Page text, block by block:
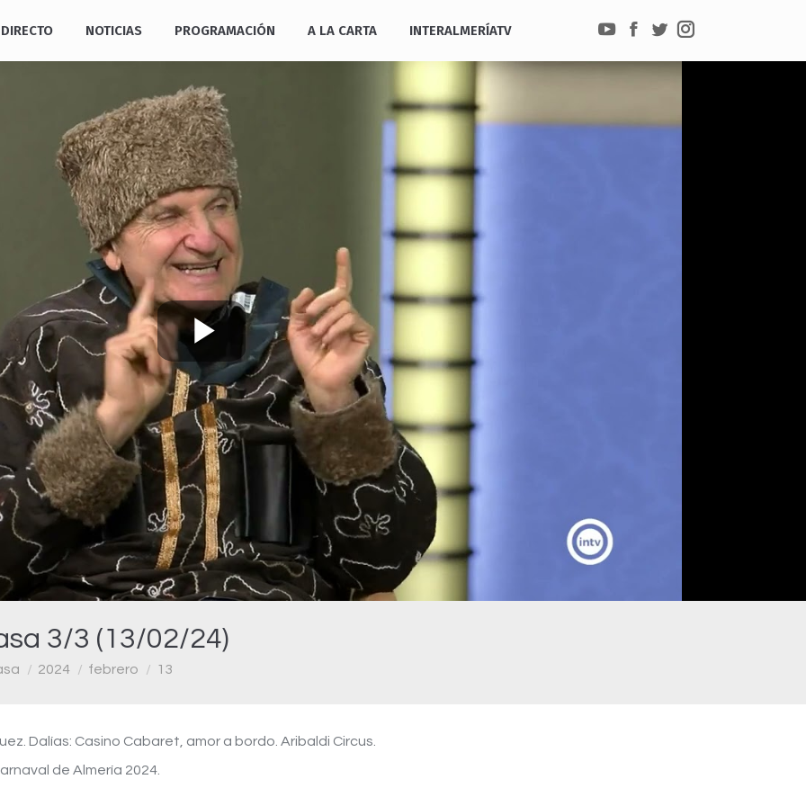
DIRECTO NOTICIAS PROGRAMACIÓN A LA CARTA INTERALMERÍATV
YouTube
Facebook
TwitterInstagram
3/3 (13/02/24)
2024 febrero 13
Play
Video
Dalías: Casino Cabaret, amor a bordo. Aribaldi Circus.
de Almería 2024.